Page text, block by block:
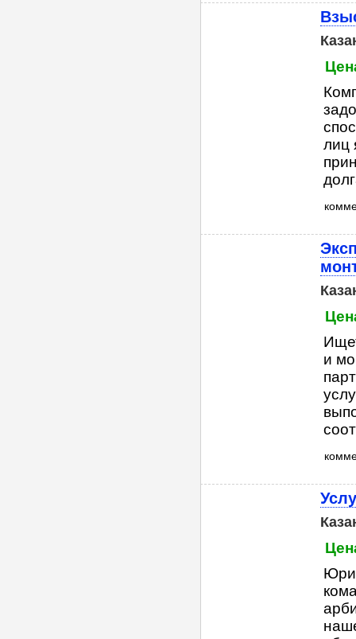
лиц
и